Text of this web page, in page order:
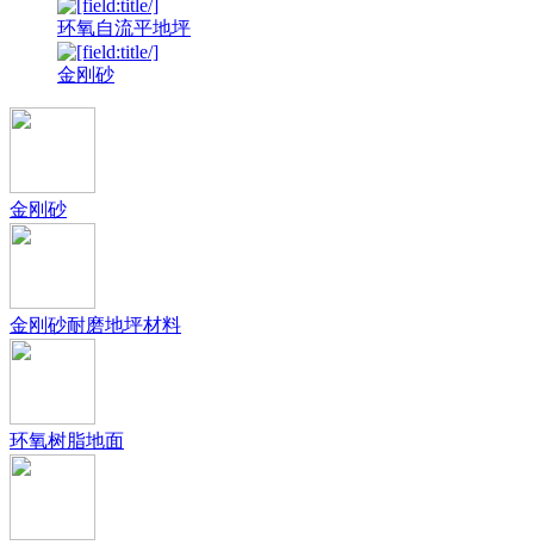
环氧自流平地坪
金刚砂
金刚砂
金刚砂耐磨地坪材料
环氧树脂地面